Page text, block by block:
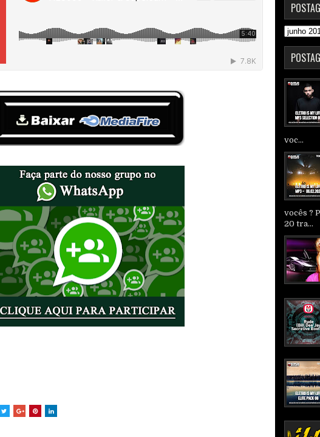
voc...
vocês ?
20 tra...